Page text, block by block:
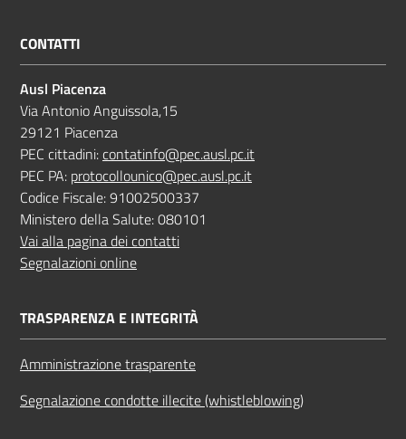
CONTATTI
Ausl Piacenza
Via Antonio Anguissola,15
29121 Piacenza
PEC cittadini:contatinfo@pec.ausl.pc.it
PEC PA: protocollounico@pec.ausl.pc.it
Codice Fiscale: 91002500337
Ministero della Salute: 080101
Vai alla pagina dei contatti
Segnalazioni online
TRASPARENZA E INTEGRITÀ
Amministrazione trasparente
Segnalazione condotte illecite (whistleblowing)